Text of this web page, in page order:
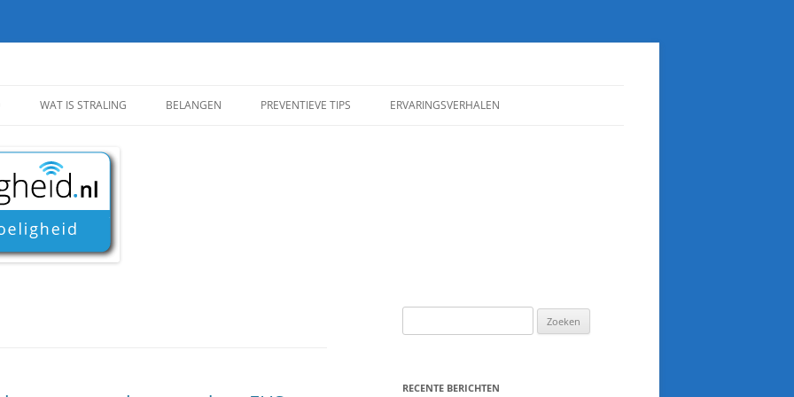
WAT IS STRALING
MENS EN ELEKTROMAGNETISCHE
VELDEN
SOORTEN ELEKTROMAGNETISCHE
VELDEN
BELANGEN PREVENTIEVE TIPS ERVARINGSVERHALEN
naar:
RECENTE BERICHTEN